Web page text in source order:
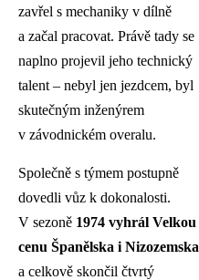
zavřel s mechaniky v dílně
a začal pracovat. Právě tady se
naplno projevil jeho technický
talent – nebyl jen jezdcem, byl
skutečným inženýrem
v závodnickém overalu.
Společně s týmem postupně
dovedli vůz k dokonalosti.
V sezoně 1974 vyhrál Velkou
cenu Španělska i Nizozemska
a celkově skončil čtvrtý